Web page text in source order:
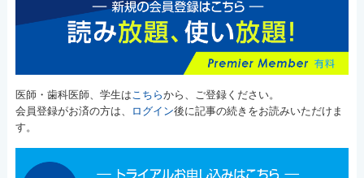
医師・歯科医師、学生はこちらから、ご登録ください。
会員登録がお済の方は、
ログイン後に記事の続きをお読みいただけま
す。